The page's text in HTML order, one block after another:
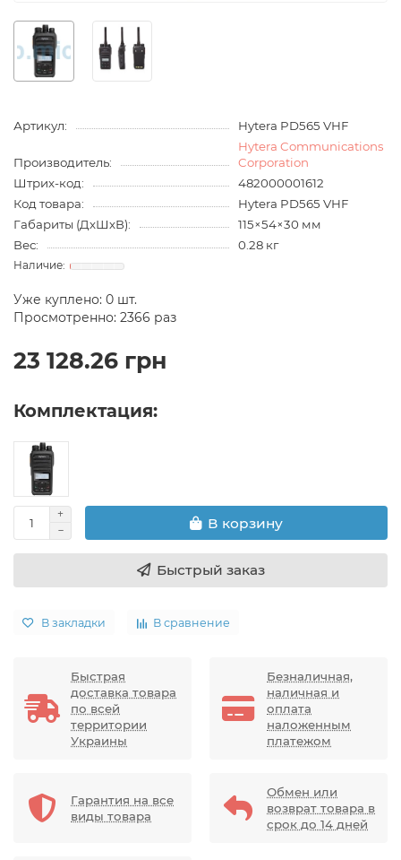
Артикул: Hytera PD565 VHF
Производитель:
Hytera Communications
Corporation
Штрих-код:
482000001612
Код товара:
Hytera PD565 VHF
Габариты (ДхШхВ):
115×54×30 мм
Вес:
0.28 кг
Уже куплено: 0 шт.
Просмотренно: 2366 раз
23 128.26 грн
Комплектация:
В корзину
Быстрый заказ
В закладки В сравнение
Быстрая
доставка товара
по всей
территории
Украины
Безналичная,
наличная и
оплата
наложенным
платежом
Гарантия на все
виды товара
Обмен или
возврат товара в
срок до 14 дней